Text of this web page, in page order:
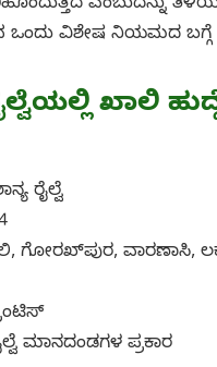
ಎಂಬುದನ್ನು
ಒಂದು ವಿಶೇಷ ನಿಯಮದ ಬಗ್ಗೆ
ಖಾಲಿ
ರೈಲ್ವೆ
ಗೋರಖ್‌ಪುರ, ವಾರಣಾಸಿ,
ಮಾನದಂಡಗಳ ಪ್ರಕಾರ